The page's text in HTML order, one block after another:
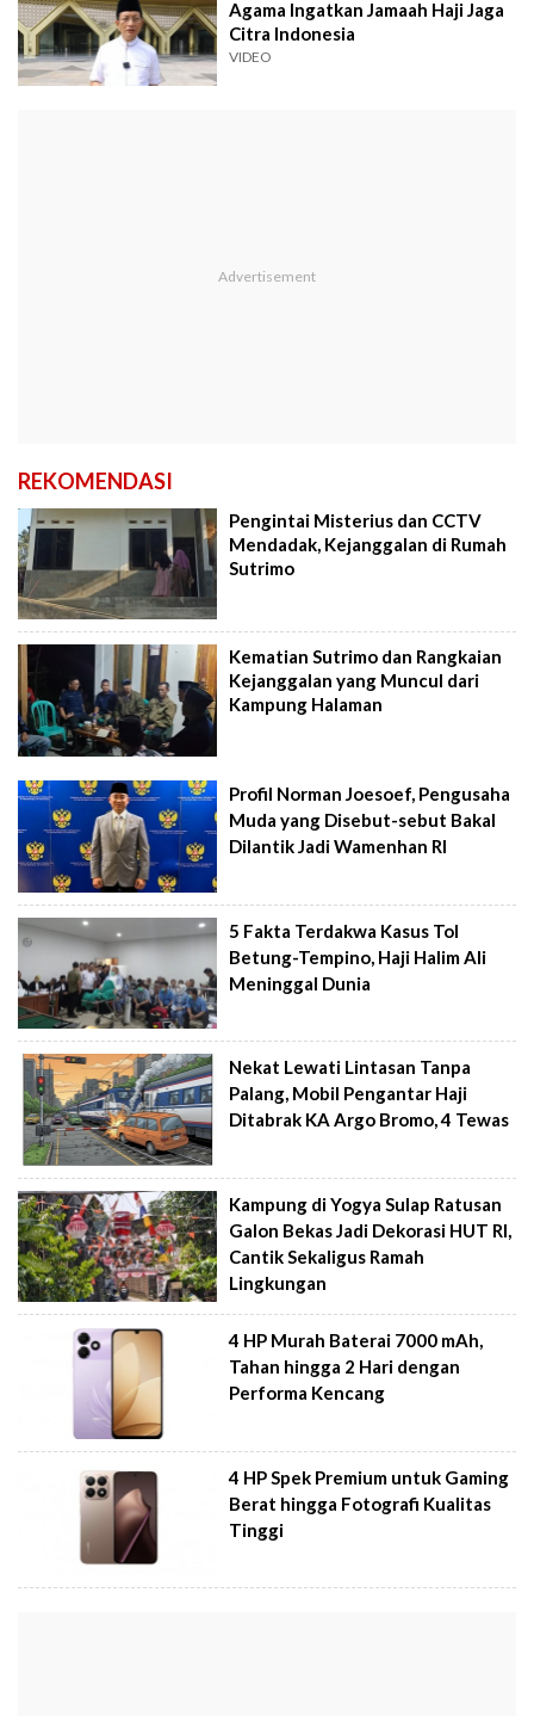
Agama Ingatkan Jamaah Haji Jaga
Citra Indonesia
VIDEO
REKOMENDASI
Pengintai Misterius dan CCTV
Mendadak, Kejanggalan di Rumah
Sutrimo
Kematian Sutrimo dan Rangkaian
Kejanggalan yang Muncul dari
Kampung Halaman
Profil Norman Joesoef, Pengusaha
Muda yang Disebut-sebut Bakal
Dilantik Jadi Wamenhan RI
5 Fakta Terdakwa Kasus Tol
Betung-Tempino, Haji Halim Ali
Meninggal Dunia
Nekat Lewati Lintasan Tanpa
Palang, Mobil Pengantar Haji
Ditabrak KA Argo Bromo, 4 Tewas
Kampung di Yogya Sulap Ratusan
Galon Bekas Jadi Dekorasi HUT RI,
Cantik Sekaligus Ramah
Lingkungan
4 HP Murah Baterai 7000 mAh,
Tahan hingga 2 Hari dengan
Performa Kencang
4 HP Spek Premium untuk Gaming
Berat hingga Fotografi Kualitas
Tinggi